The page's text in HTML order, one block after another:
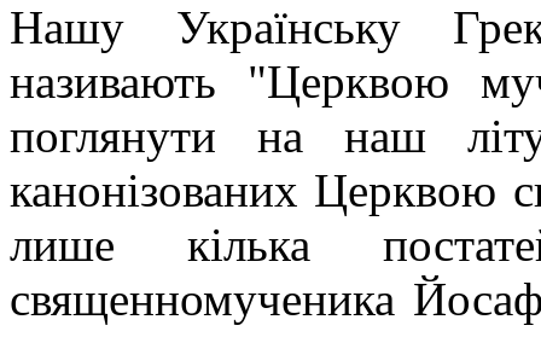
Нашу Українську
називають "Церквою
поглянути на наш
канонізованих Церквою
лише кілька
священномученика